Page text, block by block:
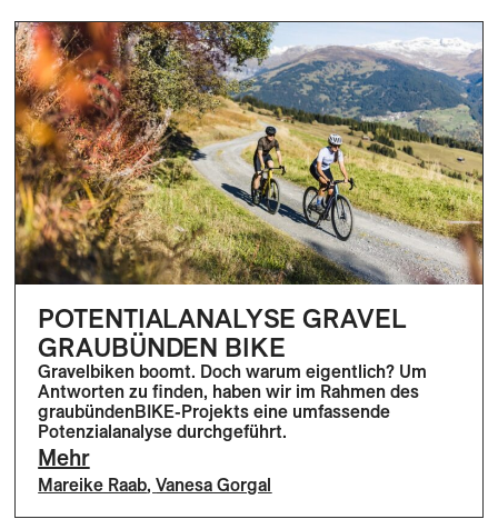
POTENTIALANALYSE GRAVEL
GRAUBÜNDEN BIKE
Gravelbiken boomt. Doch warum eigentlich? Um
Antworten zu finden, haben wir im Rahmen des
graubündenBIKE-Projekts eine umfassende
Potenzialanalyse durchgeführt.
Mehr
Mareike Raab,Vanesa Gorgal